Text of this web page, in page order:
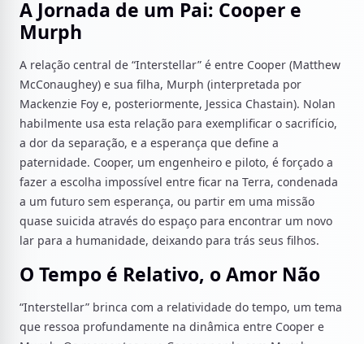
A Jornada de um Pai: Cooper e
Murph
A relação central de “Interstellar” é entre Cooper (Matthew
McConaughey) e sua filha, Murph (interpretada por
Mackenzie Foy e, posteriormente, Jessica Chastain). Nolan
habilmente usa esta relação para exemplificar o sacrifício,
a dor da separação, e a esperança que define a
paternidade. Cooper, um engenheiro e piloto, é forçado a
fazer a escolha impossível entre ficar na Terra, condenada
a um futuro sem esperança, ou partir em uma missão
quase suicida através do espaço para encontrar um novo
lar para a humanidade, deixando para trás seus filhos.
O Tempo é Relativo, o Amor Não
“Interstellar” brinca com a relatividade do tempo, um tema
que ressoa profundamente na dinâmica entre Cooper e